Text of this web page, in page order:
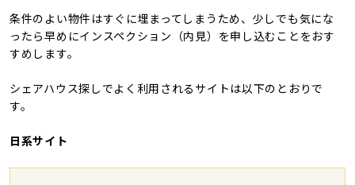
条件のよい物件はすぐに埋まってしまうため、少しでも気にな
ったら早めにインスペクション（内見）を申し込むことをおす
すめします。
シェアハウス探しでよく利用されるサイトは以下のとおりで
す。
日系サイト